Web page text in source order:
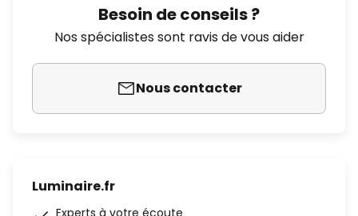
Besoin de conseils ?
Nos spécialistes sont ravis de vous aider
Nous contacter
Luminaire.fr
Experts à votre écoute